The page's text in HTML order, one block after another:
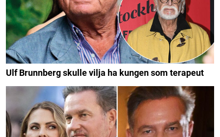
Ulf Brunnberg skulle vilja ha kungen som terapeut